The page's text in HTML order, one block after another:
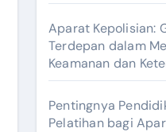
Aparat Kepolisian:
Terdepan dalam
Keamanan dan
Pentingnya
Pelatihan bagi